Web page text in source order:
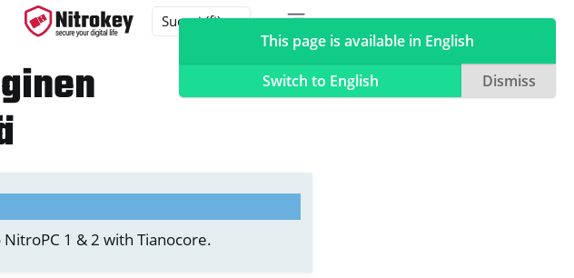
1 & 2 with Tianocore.
This page is available in English
Switch to English
Dismiss